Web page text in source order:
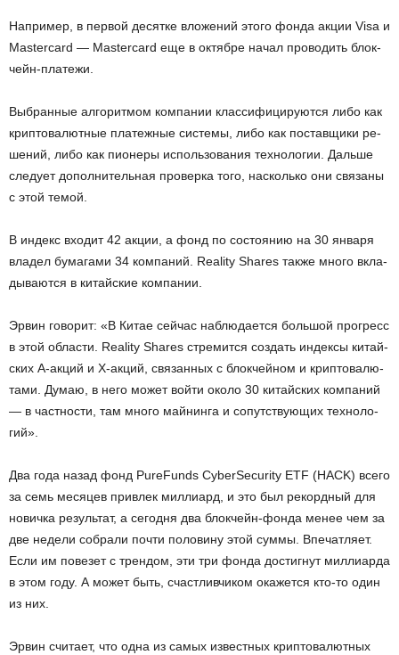
На­при­мер, в пер­вой де­сят­ке вло­же­ний этого фонда акции Visa и
Mastercard — Mastercard еще в ок­тяб­ре начал про­во­дить блок­
чейн-пла­те­жи.
Вы­бран­ные ал­го­рит­мом ком­па­нии клас­си­фи­ци­ру­ют­ся либо как
крип­то­ва­лют­ные пла­теж­ные си­сте­мы, либо как по­став­щи­ки ре­
ше­ний, либо как пи­о­не­ры ис­поль­зо­ва­ния тех­но­ло­гии. Даль­ше
сле­ду­ет до­пол­ни­тель­ная про­вер­ка того, на­сколь­ко они свя­за­ны
с этой темой.
В ин­декс вхо­дит 42 акции, а фонд по со­сто­я­нию на 30 ян­ва­ря
вла­дел бу­ма­га­ми 34 ком­па­ний. Reality Shares также много вкла­
ды­ва­ют­ся в ки­тай­ские ком­па­нии.
Эрвин го­во­рит: «В Китае сей­час на­блю­да­ет­ся боль­шой про­гресс
в этой об­ла­сти. Reality Shares стре­мит­ся со­здать ин­дек­сы ки­тай­
ских A-ак­ций и X-ак­ций, свя­зан­ных с блок­чей­ном и крип­то­ва­лю­
та­ми. Думаю, в него может войти около 30 ки­тай­ских ком­па­ний
— в част­но­сти, там много май­нин­га и со­пут­ству­ю­щих тех­но­ло­
гий».
Два года назад фонд PureFunds CyberSecurity ETF (HACK) всего
за cемь ме­ся­цев при­влек мил­ли­ард, и это был ре­корд­ный для
но­вич­ка ре­зуль­тат, а се­год­ня два блок­чейн-фон­да менее чем за
две неде­ли со­бра­ли почти по­ло­ви­ну этой суммы. Впе­чат­ля­ет.
Если им по­ве­зет с трен­дом, эти три фонда до­стиг­нут мил­ли­ар­да
в этом году. А может быть, счаст­лив­чи­ком ока­жет­ся кто-то один
из них.
Эрвин счи­та­ет, что одна из самых из­вест­ных крип­то­ва­лют­ных